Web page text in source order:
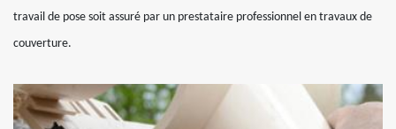
travail de pose soit assuré par un prestataire professionnel en travaux de
couverture.